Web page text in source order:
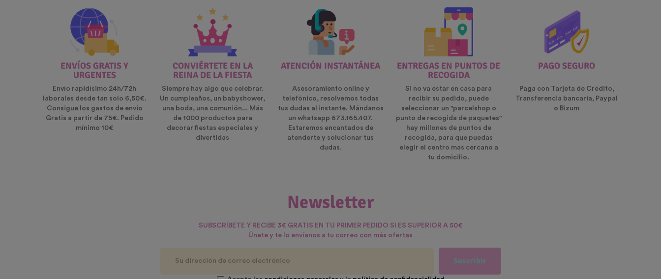
ENVÍOS GRATIS Y
URGENTES
Envío rapidísimo 24h/72h
laborales desde tan solo 6,50€.
Consigue los gastos de envio
Gratis a partir de 75€. Pedido
mínimo 10€
CONVIÉRTETE EN LA
REINA DE LA FIESTA
Siempre hay algo que celebrar.
Un cumpleaños, un babyshower,
una boda, una comunión... Más
de 1000 productos para
decorar fiestas especiales y
divertidas
ATENCIÓN INSTANTÁNEA
Asesoramiento online y
telefónico, resolvemos todas
tus dudas al instante. Mándanos
un whatsapp 673.165.407.
Estaremos encantados de
atenderte y solucionar tus
dudas.
ENTREGAS EN PUNTOS DE
RECOGIDA
Si no va estar en casa para
recibir su pedido, puede
seleccionar un "parcelshop o
punto de recogida de paquetes"
hay millones de puntos de
recogida, para que puedas
elegir el centro mas cercano a
tu domicilio.
PAGO SEGURO
Paga con Tarjeta de Crédito,
Transferencia bancaria, Paypal
o Bizum
Newsletter
SUBSCRÍBETE Y RECIBE 3€ GRATIS EN TU PRIMER PEDIDO SI ES SUPERIOR A 50€
Únete y te lo envíanos a tu correo con más ofertas
Suscribir